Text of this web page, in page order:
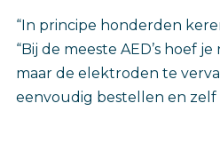
“In principe honderden
“Bij de meeste AED’s hoef
maar de elektroden te
eenvoudig bestellen en zelf